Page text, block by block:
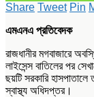
Share Tweet Pin
এমএনএ প্রতিবেদক
রাজধানীর মগবাজারে
লাইসেন্স বাতিলের পর
ছয়টি সরকারি হাসপাতালে
স্বাস্থ্য অধিদপ্তর।